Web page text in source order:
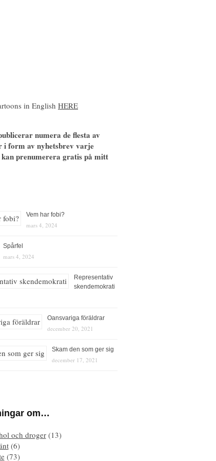
in English HERE
numera de flesta av
i form av nyhetsbrev varje
prenumerera gratis på mitt
Vem har fobi?
mars 4, 2024
Spårfel
mars 4, 2024
Representativ
skendemokrati
Oansvariga föräldrar
december 20, 2021
Skam den som ger sig
december 17, 2021
om…
och droger(13)
(6)
(73)